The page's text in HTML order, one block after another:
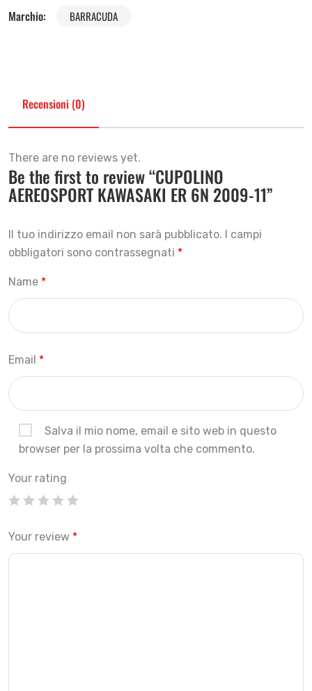
Marchio: BARRACUDA
Recensioni (0)
There are no reviews yet.
Be the first to review “CUPOLINO
AEREOSPORT KAWASAKI ER 6N 2009-11”
Il tuo indirizzo email non sarà pubblicato.
I campi
obbligatori sono contrassegnati *
Name *
Email *
Salva il mio nome, email e sito web in questo
browser per la prossima volta che commento.
Your rating
Your review *